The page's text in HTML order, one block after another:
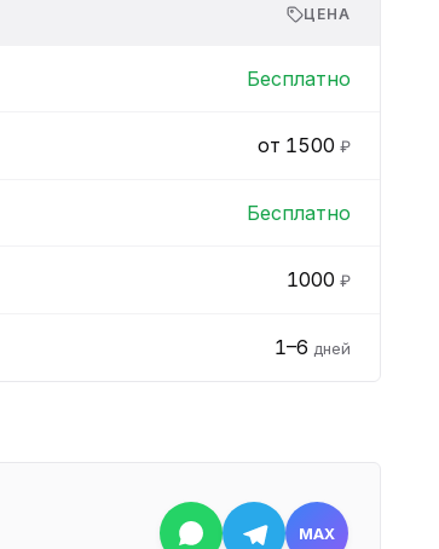
ЦЕНА
Бесплатно
от 1500 ₽
Бесплатно
1000 ₽
1–6 дней
MAX